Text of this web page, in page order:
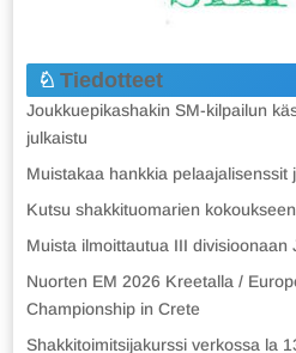
Tiedotteet
Joukkuepikashakin SM-kilpailun
julkaistu
Muistakaa hankkia pelaajalisenssit
Kutsu shakkituomarien
Muista ilmoittautua III divisioonaan
Nuorten EM 2026 Kreetalla /
Championship in Crete
Shakkitoimitsijakurssi verkossa la